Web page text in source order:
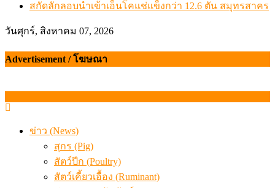
สกัดลักลอบนำเข้าเอ็นโคแช่แข็งกว่า 12.6 ตัน สมุทรสาคร
วันศุกร์, สิงหาคม 07, 2026
Advertisement / โฆษณา
ข่าว (News)
สุกร (Pig)
สัตว์ปีก (Poultry)
สัตว์เคี้ยวเอื้อง (Ruminant)